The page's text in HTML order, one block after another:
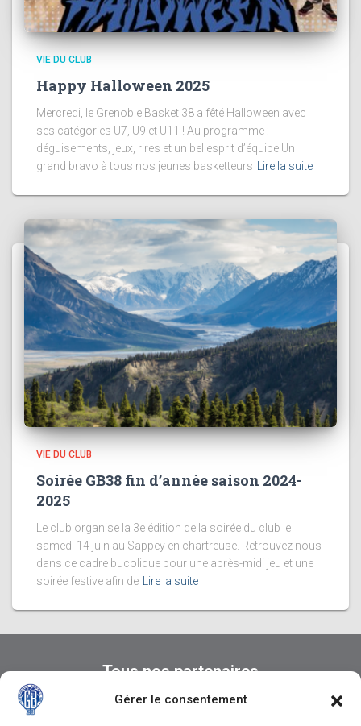
Gérer le consentement
VIE DU CLUB
Happy Halloween 2025
Mercredi, le Grenoble Basket 38 a fêté Halloween avec
ses catégories U7, U9 et U11 ! Au programme :
déguisements, jeux, rires et un bel esprit d’équipe Un
grand bravo à tous nos jeunes basketteurs Lire la suite
VIE DU CLUB
Soirée GB38 fin d’année saison 2024-
2025
Le club organise la 3e édition de la soirée du club le
samedi 14 juin au Sappey en chartreuse. Retrouvez nous
dans ce cadre bucolique pour une après-midi jeu et une
soirée festive afin de
Lire la suite
Tous nos partenaires